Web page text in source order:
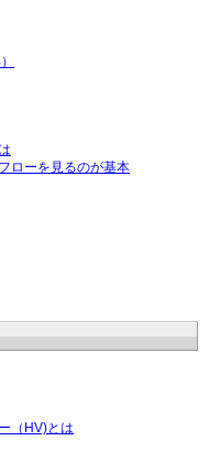
ローを見るのが基本
（HV)とは